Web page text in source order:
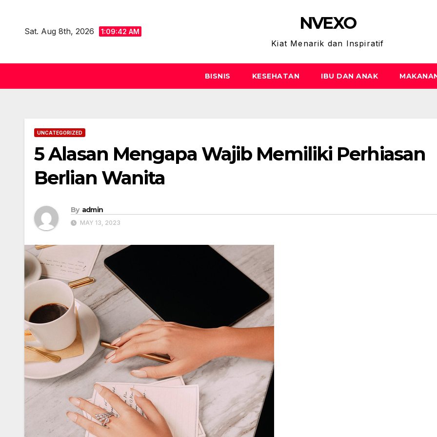
contentSat. Aug 8th, 2026 1:09:44 AM NVEXO
Kiat Menarik dan Inspiratif
BISNIS KESEHATAN IBU DAN ANAK
UNCATEGORIZED
5 Alasan Mengapa Wajib Memiliki Perhiasan
Berlian Wanita
By admin
MAY 13, 2023